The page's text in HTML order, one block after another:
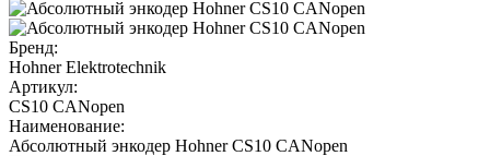
Бренд:
Hohner Elektrotechnik
Артикул:
CS10 CANopen
Наименование:
Абсолютный энкодер Hohner CS10 CANopen